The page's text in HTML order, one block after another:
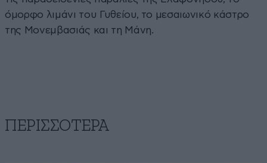
όμορφο λιμάνι του Γυθείου, το μεσαιωνικό κάστρο
της Μονεμβασιάς και τη Μάνη.
ΠΕΡΙΣΣΟΤΕΡΑ